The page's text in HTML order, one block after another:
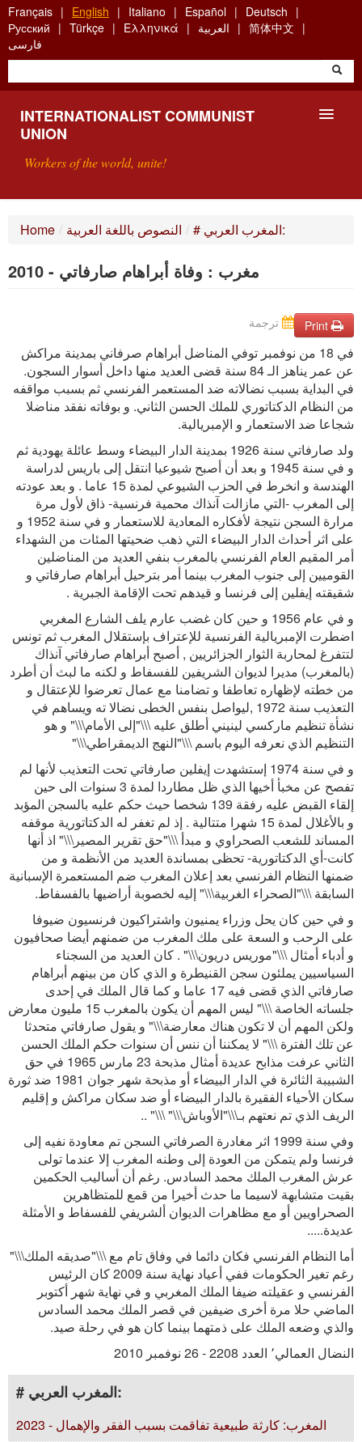
Skip
to
main
content
Français English Italiano Español
Deutsch
Русский
Türkçe Ελληνικά العربية
简体中文
فارسی
INTERNATIONALIST COMMUNIST
UNION
Workers of the world, unite!
SEARCH
Home / النصوص باللغة العربية / # المغرب العربي:
مغرب : وفاة أبراهام صارفاتي - 2010
Print ترجمة
في 18 من نوفمبر توفي المناضل أبراهام صرفاني بمدينة مراكش
عن عمر يناهز الـ 84 سنة قضى العديد منها داخل أسوار السجون.
في البداية بسبب نضالاته ضد المستعمر الفرنسي ثم بسبب مواقفه
من النظام الدكتاتوري للملك الحسن الثاني. و بوفاته نفقد مناضلا
شجاعا ضد الاستعمار و الإمبريالية.
ولد صارفاتي سنة 1926 بمدينة الدار البيضاء وسط عائلة يهودية ثم
و في سنة 1945 و بعد أن أصبح شيوعيا انتقل إلى باريس لدراسة
الهندسة و انخرط في الحزب الشيوعي لمدة 15 عاما . و بعد عودته
إلى المغرب -التي مازالت آنذاك محمية فرنسية- ذاق لأول مرة
مرارة السجن نتيجة لأفكاره المعادية للاستعمار و في سنة 1952 و
على اثر أحداث الدار البيضاء التي ذهب ضحيتها المئات من الشهداء
أمر المقيم العام الفرنسي بالمغرب بنفي العديد من المناضلين
القوميين إلى جنوب المغرب بينما أمر بترحيل أبراهام صارفاتي و
شقيقته إيفلين إلى فرنسا و قيدهم تحت الإقامة الجبرية .
و في عام 1956 و حين كان غضب عارم يلف الشارع المغربي
اضطرت الإمبريالية الفرنسية للإعتراف بإستقلال المغرب ثم تونس
لتتفرغ لمحاربة الثوار الجزائريين , أصبح أبراهام صارفاتي آنذاك
(بالمغرب) مديرا لديوان الشريفين للفسفاط و لكنه ما لبث أن أطرد
من خطته لإظهاره تعاطفا و تضامنا مع عمال تعرضوا للإعتقال و
التعذيب سنة 1972 ,ليواصل بنفس الخطى نضالا ته ويساهم في
نشأة تنظيم ماركسي لينيني أطلق عليه \\\"إلى الأمام\\\" و هو
التنظيم الذي نعرفه اليوم باسم \\\"النهج الديمقراطي\\\"
و في سنة 1974 إستشهدت إيفلين صارفاتي تحت التعذيب لأنها لم
تفصح عن مخبأ أخيها الذي ظل مطاردا لمدة 3 سنوات الى حين
إلقاء القبض عليه رفقة 139 شخصا حيث حكم عليه بالسجن المؤبد
و بالأغلال لمدة 15 شهرا متتالية . إذ لم تغفر له الدكتاتورية موقفه
المساند للشعب الصحراوي و مبدأ \\\"حق تقرير المصير\\\" اذ أنها
كانت-أي الدكتاتورية- تحظى بمساندة العديد من الأنظمة و من
ضمنها النظام الفرنسي بعد إعلان المغرب ضم المستعمرة الإسبانية
السابقة \\\"الصحراء الغربية\\\" إليه لخصوبة أراضيها بالفسفاط.
و في حين كان يحل وزراء يمنيون واشتراكيون فرنسيون ضيوفا
على الرحب و السعة على ملك المغرب من ضمنهم أيضا صحافيون
و أدباء أمثال \\\"موريس دريون\\\" . كان العديد من السجناء
السياسيين يملئون سجن القنيطرة و الذي كان من بينهم أبراهام
صارفاتي الذي قضى فيه 17 عاما و كما قال الملك في إحدى
جلساته الخاصة \\\" ليس المهم أن يكون بالمغرب 15 مليون معارض
ولكن المهم أن لا تكون هناك معارضة\\\" و يقول صارفاتي متحدثا
عن تلك الفترة \\\" لا يمكننا أن ننس أن سنوات حكم الملك الحسن
الثاني عرفت مذابح عديدة أمثال مذبحة 23 مارس 1965 في حق
الشبيبة الثائرة في الدار البيضاء أو مذبحة شهر جوان 1981 ضد ثورة
سكان الأحياء الفقيرة بالدار البيضاء أو ضد سكان مراكش و إقليم
الريف الذي تم نعتهم بـ\\\"الأوباش\\\" \\\" ..
وفي سنة 1999 اثر مغادرة الصرفاتي السجن تم معاودة نفيه إلى
فرنسا ولم يتمكن من العودة إلى وطنه المغرب إلا عندما تولى
عرش المغرب الملك محمد السادس. رغم أن أساليب الحكمين
بقيت متشابهة لاسيما ما حدث أخيرا من قمع للمتظاهرين
الصحراويين أو مع مظاهرات الديوان ألشريفي للفسفاط و الأمثلة
عديدة.....
أما النظام الفرنسي فكان دائما في وفاق تام مع \\\"صديقه الملك\\\"
رغم تغير الحكومات ففي أعياد نهاية سنة 2009 كان الرئيس
الفرنسي و عقيلته ضيفا الملك المغربي و في نهاية شهر أكتوبر
الماضي حلا مرة أخرى ضيفين في قصر الملك محمد السادس
والذي وضعه الملك على ذمتهما بينما كان هو في رحلة صيد.
النضال العمالي٬ العدد 2208 - 26 نوفمبر 2010
# المغرب العربي:
المغرب: كارثة طبيعية تفاقمت بسبب الفقر والإهمال - 2023